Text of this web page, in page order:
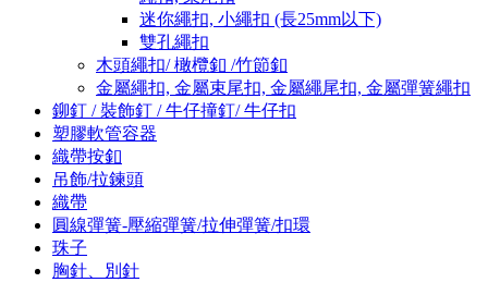
迷你繩扣, 小繩扣 (長25mm以下)
雙孔繩扣
木頭繩扣/ 橄欖釦 /竹節釦
金屬繩扣, 金屬束尾扣, 金屬繩尾扣, 金屬彈簧繩扣
鉚釘 / 裝飾釘 / 牛仔撞釘/ 牛仔扣
塑膠軟管容器
織帶按釦
吊飾/拉鍊頭
織帶
圓線彈簧-壓縮彈簧/拉伸彈簧/扣環
珠子
胸針、別針